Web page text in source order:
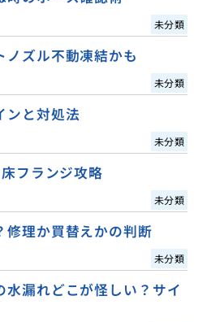
未分類
ノズル不動凍結かも
未分類
ンと対処法
未分類
フランジ攻略
未分類
修理か買替えかの判断
未分類
水漏れどこが怪しい？サイ